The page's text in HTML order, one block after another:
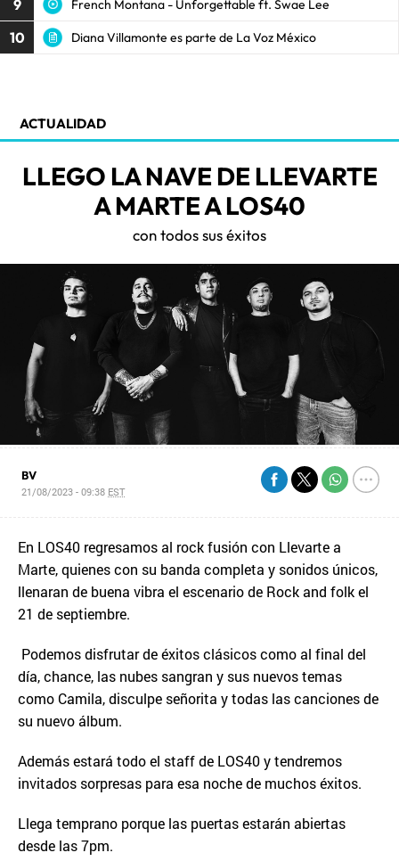
9 French Montana - Unforgettable ft. Swae Lee
10 Diana Villamonte es parte de La Voz México
ACTUALIDAD
LLEGO LA NAVE DE LLEVARTE
A MARTE A LOS40
con todos sus éxitos
BV
21/08/2023 - 09:38 EST
En LOS40 regresamos al rock fusión con Llevarte a
Marte, quienes con su banda completa y sonidos únicos,
llenaran de buena vibra el escenario de Rock and folk el
21 de septiembre.
Podemos disfrutar de éxitos clásicos como al final del
día, chance, las nubes sangran y sus nuevos temas
como Camila, disculpe señorita y todas las canciones de
su nuevo álbum.
Además estará todo el staff de LOS40 y tendremos
invitados sorpresas para esa noche de muchos éxitos.
Llega temprano porque las puertas estarán abiertas
desde las 7pm.